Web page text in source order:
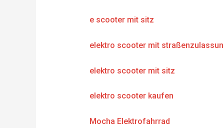
e scooter mit sitz
elektro scooter mit
elektro scooter mit sitz
elektro scooter kaufen
Mocha Elektrofahrrad